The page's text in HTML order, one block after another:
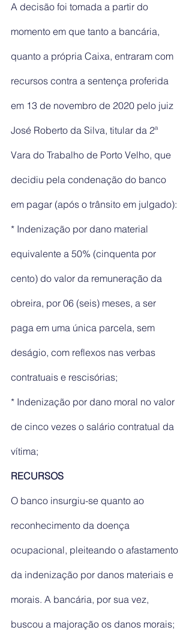
A decisão foi tomada a partir do
momento em que tanto a bancária,
quanto a própria Caixa, entraram com
recursos contra a sentença proferida
em 13 de novembro de 2020 pelo juiz
José Roberto da Silva, titular da 2ª
Vara do Trabalho de Porto Velho, que
decidiu pela condenação do banco
em pagar (após o trânsito em julgado):
* Indenização por dano material
equivalente a 50% (cinquenta por
cento) do valor da remuneração da
obreira, por 06 (seis) meses, a ser
paga em uma única parcela, sem
deságio, com reflexos nas verbas
contratuais e rescisórias;
* Indenização por dano moral no valor
de cinco vezes o salário contratual da
vítima;
RECURSOS
O banco insurgiu-se quanto ao
reconhecimento da doença
ocupacional, pleiteando o afastamento
da indenização por danos materiais e
morais. A bancária, por sua vez,
buscou a majoração os danos morais;